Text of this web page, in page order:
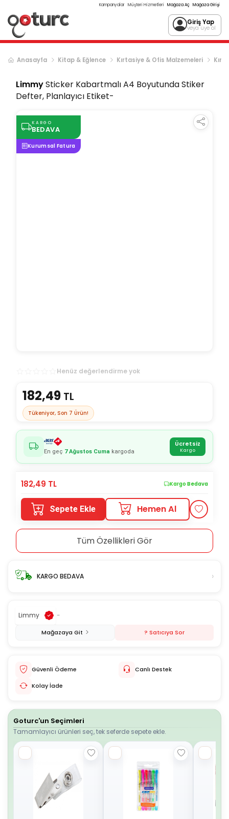
Kampanyalar Müşteri Hizmetleri Mağaza Aç Mağaza Girişi
Giriş Yap
veya üye ol
Anasayfa Kitap & Eğlence Kırtasiye & Ofis Malzemeleri
LimmySticker Kabartmalı A4 Boyutunda Stiker
Defter, Planlayıcı Etiket-
KARGO
BEDAVA
Kurumsal Fatura
Henüz değerlendirme yok
182,49 TL
Tükeniyor, Son 7 Ürün!
En geç 7 Ağustos Cuma kargoda
Ücretsiz
Kargo
182,49 TL Kargo Bedava
Sepete Ekle Hemen Al
Tüm Özellikleri Gör
KARGO BEDAVA ›
Limmy -
Mağazaya Git ? Satıcıya Sor
Güvenli Ödeme
Canlı Destek
Kolay İade
Goturc'un Seçimleri
Tamamlayıcı ürünleri seç, tek seferde sepete ekle.